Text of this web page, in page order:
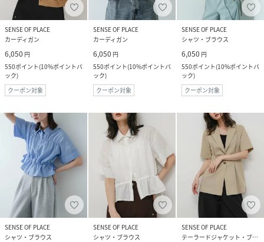
SENSE OF PLACE
カーディガン
6,050 円
550ポイント(10%ポイントバ
ック)
クーポン対象
SENSE OF PLACE
カーディガン
6,050 円
550ポイント(10%ポイントバ
ック)
クーポン対象
SENSE OF PLACE
シャツ・ブラウス
6,050 円
550ポイント(10%ポイントバ
ック)
クーポン対象
SENSE OF PLACE
シャツ・ブラウス
SENSE OF PLACE
シャツ・ブラウス
SENSE OF PLACE
テーラードジャケット・ブレザー